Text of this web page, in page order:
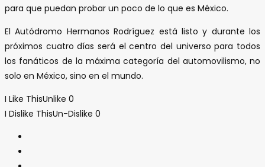
para que puedan probar un poco de lo que es México.
El Autódromo Hermanos Rodríguez está listo y durante los
próximos cuatro días será el centro del universo para todos
los fanáticos de la máxima categoría del automovilismo, no
solo en México, sino en el mundo.
I Like ThisUnlike 0
I Dislike ThisUn-Dislike 0